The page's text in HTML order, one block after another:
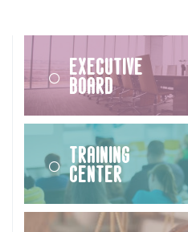
Executive
Board
Training
Center